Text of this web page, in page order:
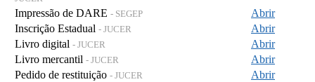
Impressão de DARE - SEGEP
Abrir
Inscrição Estadual - JUCER
Abrir
Livro digital - JUCER
Abrir
Livro mercantil - JUCER
Abrir
Pedido de restituição - JUCER
Abrir